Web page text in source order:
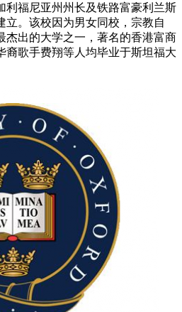
利福尼亚州州长及铁路富豪利兰斯
立。该校因为男女同校，宗教自
杰出的大学之一，著名的香港富商
裔歌手费翔等人均毕业于斯坦福大